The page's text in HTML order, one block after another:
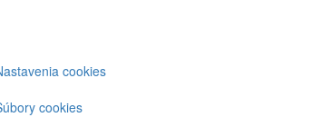
cookies
cookies